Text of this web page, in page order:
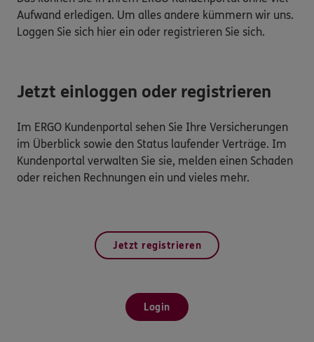
Aufwand erledigen. Um alles andere kümmern wir uns.
Loggen Sie sich hier ein oder registrieren Sie sich.
Jetzt einloggen oder registrieren
Im ERGO Kundenportal sehen Sie Ihre Versicherungen
im Überblick sowie den Status laufender Verträge. Im
Kundenportal verwalten Sie sie, melden einen Schaden
oder reichen Rechnungen ein und vieles mehr.
Jetzt registrieren
Login